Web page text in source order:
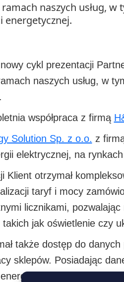
naszych usług,
cykl prezentacji
naszych usług, w
współpraca z firmą
Solution Sp. z o.o. z
elektrycznej, na
Klient otrzymał
taryf i mocy
licznikami,
jak oświetlenie czy
także dostęp do
sklepów. Posiadając
elektrycznej dla H&M.